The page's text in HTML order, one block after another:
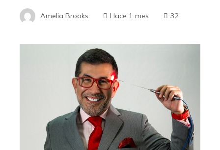
Amelia Brooks Hace 1 mes 32